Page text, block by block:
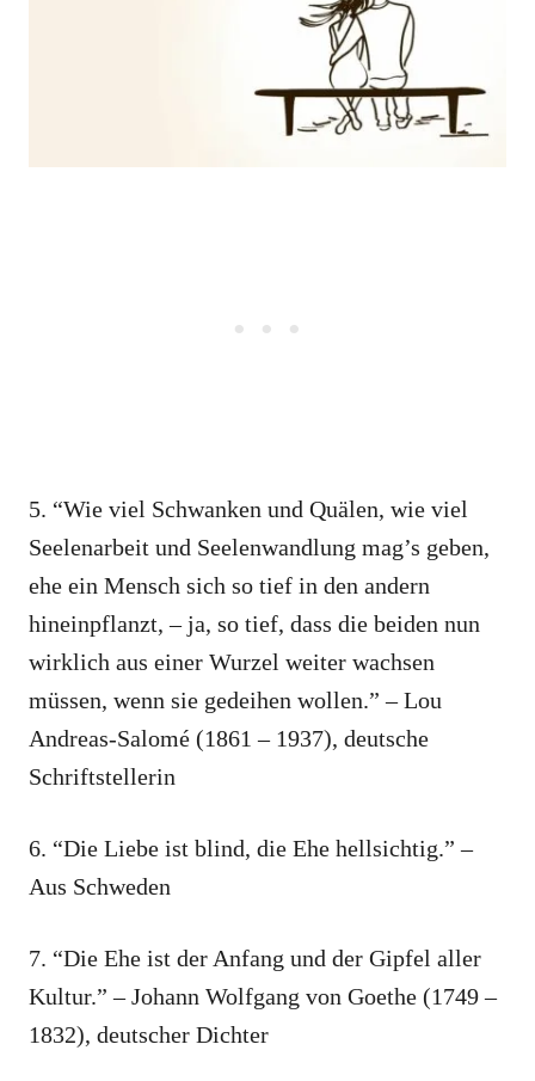
5. “Wie viel Schwanken und Quälen, wie viel
Seelenarbeit und Seelenwandlung mag’s geben,
ehe ein Mensch sich so tief in den andern
hineinpflanzt, – ja, so tief, dass die beiden nun
wirklich aus einer Wurzel weiter wachsen
müssen, wenn sie gedeihen wollen.” – Lou
Andreas-Salomé (1861 – 1937), deutsche
Schriftstellerin
6. “Die Liebe ist blind, die Ehe hellsichtig.” –
Aus Schweden
7. “Die Ehe ist der Anfang und der Gipfel aller
Kultur.” – Johann Wolfgang von Goethe (1749 –
1832), deutscher Dichter